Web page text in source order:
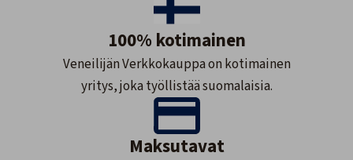
100% kotimainen
Veneilijän Verkkokauppa on kotimainen
yritys, joka työllistää suomalaisia.
Maksutavat